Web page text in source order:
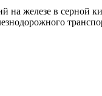
на железе в серной